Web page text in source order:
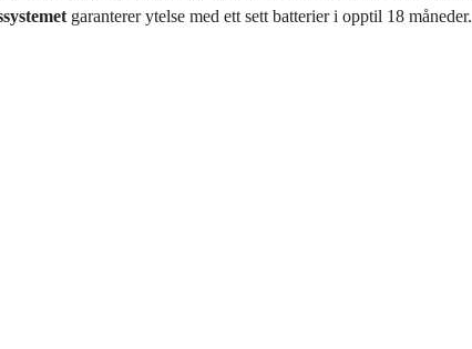
garanterer ytelse med ett sett batterier i opptil 18 måneder.